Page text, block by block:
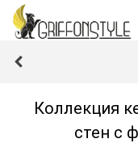
Коллекция
стен с